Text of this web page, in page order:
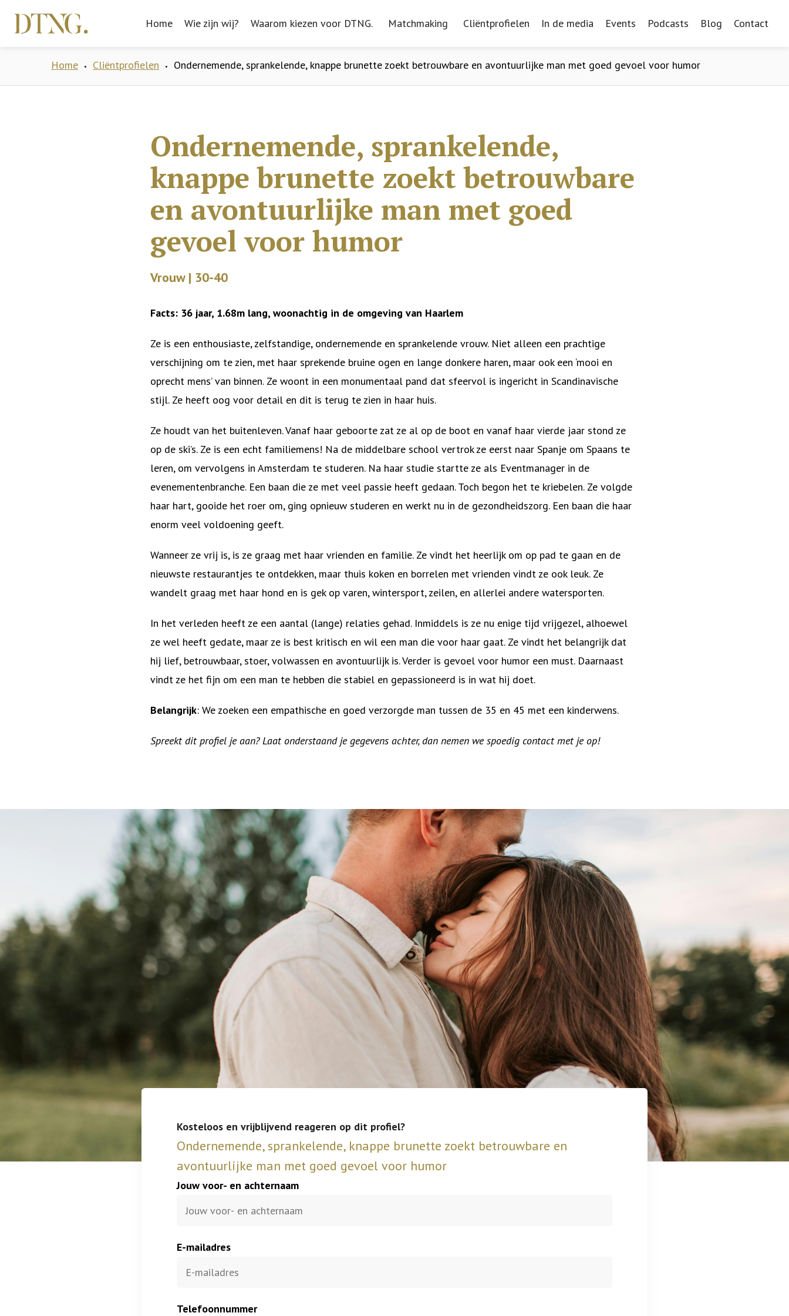
Home Wie zijn wij? Waarom kiezen voor DTNG. Matchmaking Cliëntprofielen In de media Events Podcasts Blog Contact
Home Wie zijn wij? Waarom kiezen voor DTNG. Matchmaking Cliëntprofielen In de media Events Podcasts Blog Contact
Home • Cliëntprofielen • Ondernemende, sprankelende, knappe brunette zoekt betrouwbare en avontuurlijke man met goed gevoel voor humor
Ondernemende, sprankelende,
knappe brunette zoekt betrouwbare
en avontuurlijke man met goed
gevoel voor humor
Vrouw | 30-40
Facts: 36 jaar, 1.68m lang, woonachtig in de omgeving van Haarlem
Ze is een enthousiaste, zelfstandige, ondernemende en sprankelende vrouw. Niet alleen een prachtige
verschijning om te zien, met haar sprekende bruine ogen en lange donkere haren, maar ook een ‘mooi en
oprecht mens’ van binnen. Ze woont in een monumentaal pand dat sfeervol is ingericht in Scandinavische
stijl. Ze heeft oog voor detail en dit is terug te zien in haar huis.
Ze houdt van het buitenleven. Vanaf haar geboorte zat ze al op de boot en vanaf haar vierde jaar stond ze
op de ski’s. Ze is een echt familiemens! Na de middelbare school vertrok ze eerst naar Spanje om Spaans te
leren, om vervolgens in Amsterdam te studeren. Na haar studie startte ze als Eventmanager in de
evenementenbranche. Een baan die ze met veel passie heeft gedaan. Toch begon het te kriebelen. Ze volgde
haar hart, gooide het roer om, ging opnieuw studeren en werkt nu in de gezondheidszorg. Een baan die haar
enorm veel voldoening geeft.
Wanneer ze vrij is, is ze graag met haar vrienden en familie. Ze vindt het heerlijk om op pad te gaan en de
nieuwste restaurantjes te ontdekken, maar thuis koken en borrelen met vrienden vindt ze ook leuk. Ze
wandelt graag met haar hond en is gek op varen, wintersport, zeilen, en allerlei andere watersporten.
In het verleden heeft ze een aantal (lange) relaties gehad. Inmiddels is ze nu enige tijd vrijgezel, alhoewel
ze wel heeft gedate, maar ze is best kritisch en wil een man die voor haar gaat. Ze vindt het belangrijk dat
hij lief, betrouwbaar, stoer, volwassen en avontuurlijk is. Verder is gevoel voor humor een must. Daarnaast
vindt ze het fijn om een man te hebben die stabiel en gepassioneerd is in wat hij doet.
Belangrijk: We zoeken een empathische en goed verzorgde man tussen de 35 en 45 met een kinderwens.
Spreekt dit profiel je aan? Laat onderstaand je gegevens achter, dan nemen we spoedig contact met je op!
Kosteloos en vrijblijvend reageren op dit profiel?
Ondernemende, sprankelende, knappe brunette zoekt betrouwbare en
avontuurlijke man met goed gevoel voor humor
Jouw voor- en achternaam
E-mailadres
Telefoonnummer